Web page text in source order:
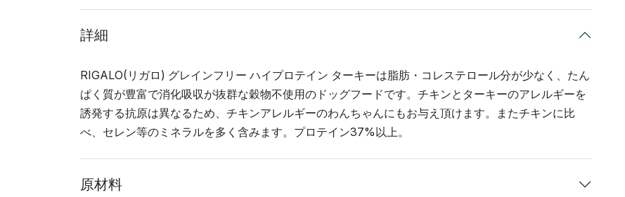
詳細
RIGALO(リガロ) グレインフリー ハイプロテイン ターキーは脂肪・コレステロール分が少なく、たん
ぱく質が豊富で消化吸収が抜群な穀物不使用のドッグフードです。チキンとターキーのアレルギーを
誘発する抗原は異なるため、チキンアレルギーのわんちゃんにもお与え頂けます。またチキンに比
べ、セレン等のミネラルを多く含みます。プロテイン37%以上。
原材料